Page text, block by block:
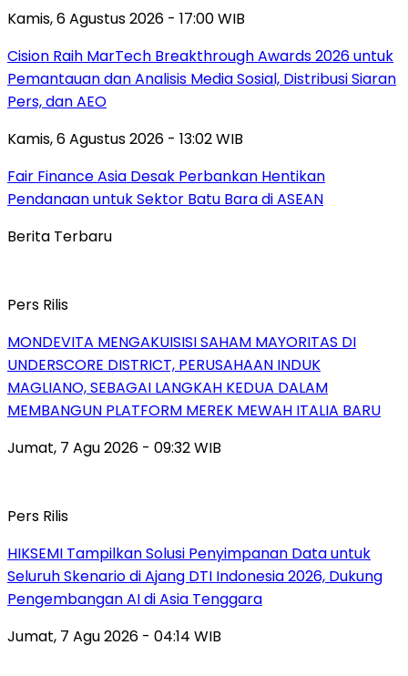
Kamis, 6 Agustus 2026 - 17:00 WIB
Cision Raih MarTech Breakthrough Awards 2026 untuk
Pemantauan dan Analisis Media Sosial, Distribusi Siaran
Pers, dan AEO
Kamis, 6 Agustus 2026 - 13:02 WIB
Fair Finance Asia Desak Perbankan Hentikan
Pendanaan untuk Sektor Batu Bara di ASEAN
Berita Terbaru
Pers Rilis
MONDEVITA MENGAKUISISI SAHAM MAYORITAS DI
UNDERSCORE DISTRICT, PERUSAHAAN INDUK
MAGLIANO, SEBAGAI LANGKAH KEDUA DALAM
MEMBANGUN PLATFORM MEREK MEWAH ITALIA BARU
Jumat, 7 Agu 2026 - 09:32 WIB
Pers Rilis
HIKSEMI Tampilkan Solusi Penyimpanan Data untuk
Seluruh Skenario di Ajang DTI Indonesia 2026, Dukung
Pengembangan AI di Asia Tenggara
Jumat, 7 Agu 2026 - 04:14 WIB